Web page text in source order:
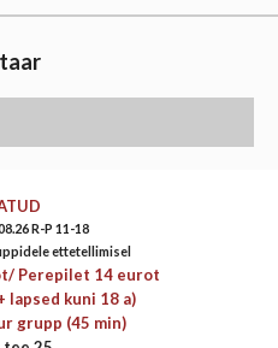
R-P 11-18
ettetellimisel
Perepilet 14 eurot
lapsed kuni 18 a)
grupp (45 min)